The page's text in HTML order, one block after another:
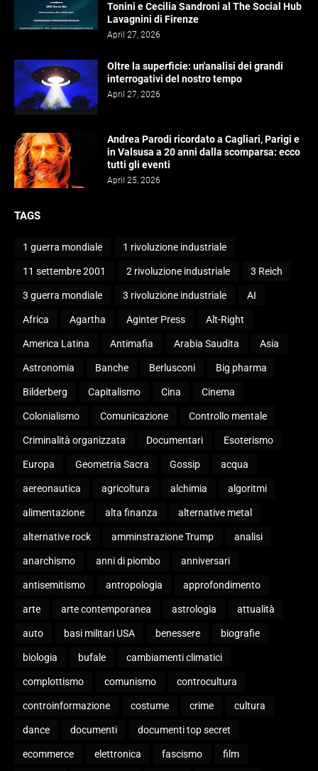
Tonini e Cecilia Sandroni al The Social Hub
Lavagnini di Firenze
April 27, 2026
Oltre la superficie: un'analisi dei grandi
interrogativi del nostro tempo
April 27, 2026
Andrea Parodi ricordato a Cagliari, Parigi e
in Valsusa a 20 anni dalla scomparsa: ecco
tutti gli eventi
April 25, 2026
TAGS
1 guerra mondiale 1 rivoluzione industriale
11 settembre 2001 2 rivoluzione industriale 3 Reich
3 guerra mondiale 3 rivoluzione industriale AI
Africa Agartha Aginter Press Alt-Right
America Latina Antimafia Arabia Saudita Asia
Astronomia Banche Berlusconi Big pharma
Bilderberg Capitalismo Cina Cinema
Colonialismo Comunicazione Controllo mentale
Criminalità organizzata Documentari Esoterismo
Europa Geometria Sacra Gossip acqua
aereonautica agricoltura alchimia algoritmi
alimentazione alta finanza alternative metal
alternative rock amminstrazione Trump analisi
anarchismo anni di piombo anniversari
antisemitismo antropologia approfondimento
arte arte contemporanea astrologia attualità
auto basi militari USA benessere biografie
biologia bufale cambiamenti climatici
complottismo comunismo controcultura
controinformazione costume crime cultura
dance documenti documenti top secret
ecommerce elettronica fascismo film